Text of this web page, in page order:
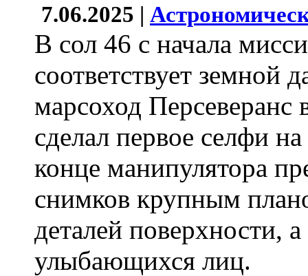
7.06.2025 |
В сол 46 с начала
соответствует земной
марсоход Персеверанс
сделал первое селфи
конце манипулятора
снимков крупным
деталей поверхности,
улыбающихся лиц.